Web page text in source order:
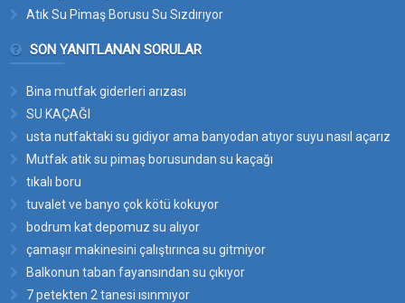
Atık Su Pimaş Borusu Su Sızdırıyor
SON YANITLANAN SORULAR
Bina mutfak giderleri arızası
SU KAÇAĞI
usta nutfaktaki su gidiyor ama banyodan atıyor suyu nasıl açarız
bu suyun yerini
Mutfak atık su pimaş borusundan su kaçağı
tıkalı boru
tuvalet ve banyo çok kötü kokuyor
bodrum kat depomuz su alıyor
çamaşır makinesini çalıştırınca su gitmiyor
Balkonun taban fayansından su çıkıyor
7 petekten 2 tanesi ısınmıyor